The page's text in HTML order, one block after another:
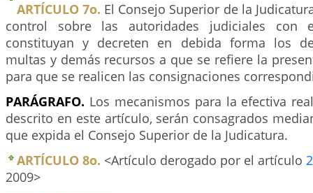
ARTÍCULO 7o. El Consejo Superior de la
control sobre las autoridades judiciales
constituyan y decreten en debida forma los
multas y demás recursos a que se refiere la
para que se realicen las consignaciones
PARÁGRAFO. Los mecanismos para la efectiva
descrito en este artículo, serán consagrados
que expida el Consejo Superior de la Judicatura.
ARTÍCULO 8o. <Artículo derogado por el artículo
2009>